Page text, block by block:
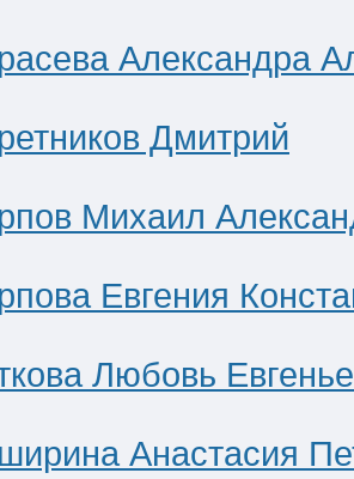
Александра
Дмитрий
Михаил
Евгения
Любовь
Анастасия